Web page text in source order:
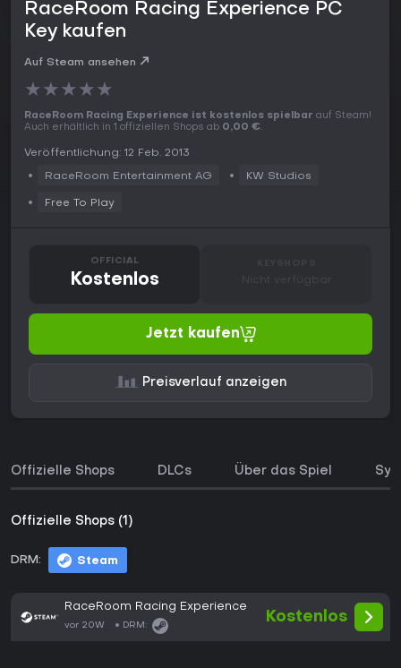
RaceRoom Racing Experience PC
Key kaufen
Auf Steam ansehen
★★★★★
RaceRoom Racing Experience ist kostenlos spielbar auf Steam!
Auch erhältlich in 1 offiziellen Shops ab 0,00 €.
Veröffentlichung: 12 Feb. 2013
RaceRoom Entertainment AG KW Studios
Free To Play
OFFICIAL
Kostenlos Nicht verfügbar
Jetzt kaufen
Preisverlauf anzeigen
Offizielle Shops DLCs Über das Spiel
Offizielle Shops (1)
DRM: Steam
RaceRoom Racing Experience
vor 20W DRM:
Kostenlos